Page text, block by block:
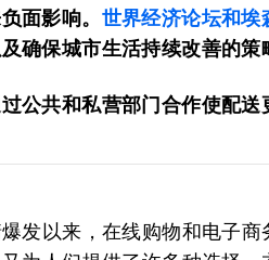
面影响。 世界经济论坛和埃
确保城市生活持续改善的策
公共和私营部门合作使配送
发以来，在线购物和电子